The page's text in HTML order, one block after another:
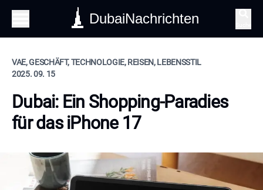
DubaiNachrichten
VAE, GESCHÄFT, TECHNOLOGIE, REISEN, LEBENSSTIL
2025. 09. 15
Dubai: Ein Shopping-Paradies
für das iPhone 17